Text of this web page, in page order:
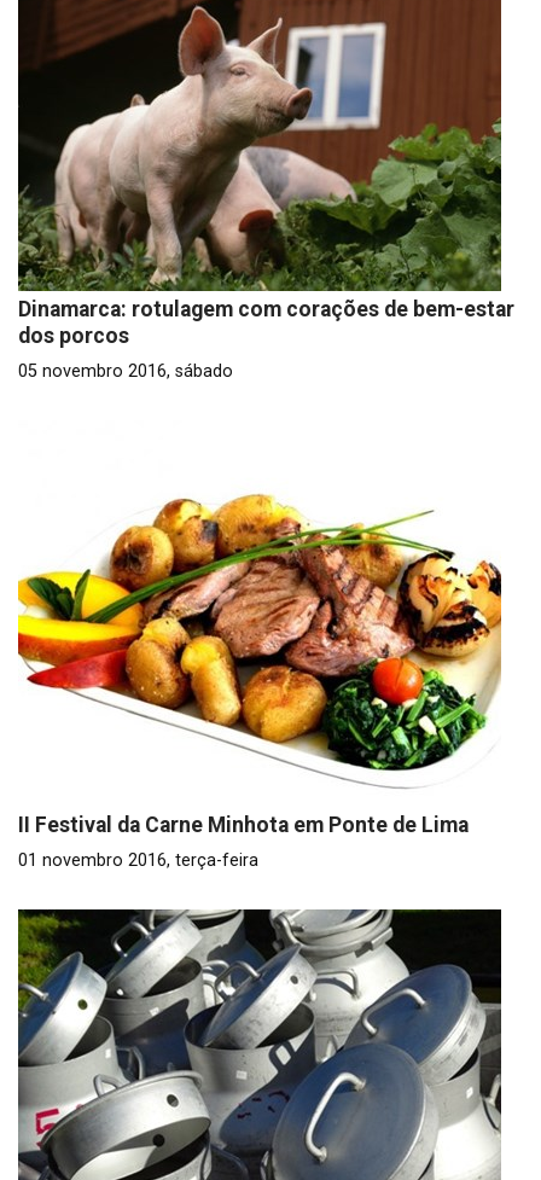
Dinamarca: rotulagem com corações de bem-estar
dos porcos
05 novembro 2016, sábado
II Festival da Carne Minhota em Ponte de Lima
01 novembro 2016, terça-feira